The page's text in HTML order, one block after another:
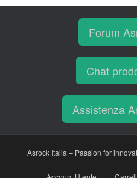
Forum
Chat
Assistenza
Asrock Italia – Passion for